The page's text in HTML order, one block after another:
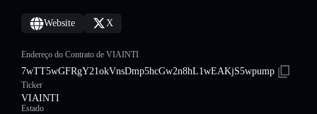
Website X
Endereço do Contrato de VIAINTI
7wTT5wGFRgY21okVnsDmp5hcGw2n8hL1wEAKjS5wpump
Ticker
VIAINTI
Estado